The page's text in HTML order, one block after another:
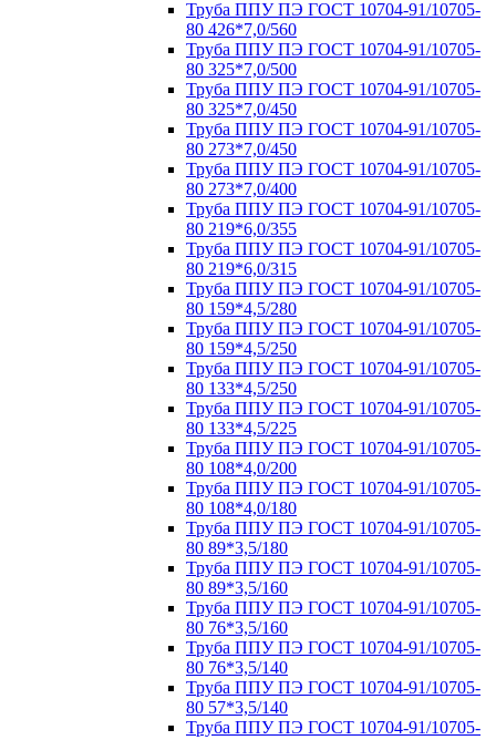
Труба ППУ ПЭ ГОСТ 10704-91/10705-
80 426*7,0/560
Труба ППУ ПЭ ГОСТ 10704-91/10705-
80 325*7,0/500
Труба ППУ ПЭ ГОСТ 10704-91/10705-
80 325*7,0/450
Труба ППУ ПЭ ГОСТ 10704-91/10705-
80 273*7,0/450
Труба ППУ ПЭ ГОСТ 10704-91/10705-
80 273*7,0/400
Труба ППУ ПЭ ГОСТ 10704-91/10705-
80 219*6,0/355
Труба ППУ ПЭ ГОСТ 10704-91/10705-
80 219*6,0/315
Труба ППУ ПЭ ГОСТ 10704-91/10705-
80 159*4,5/280
Труба ППУ ПЭ ГОСТ 10704-91/10705-
80 159*4,5/250
Труба ППУ ПЭ ГОСТ 10704-91/10705-
80 133*4,5/250
Труба ППУ ПЭ ГОСТ 10704-91/10705-
80 133*4,5/225
Труба ППУ ПЭ ГОСТ 10704-91/10705-
80 108*4,0/200
Труба ППУ ПЭ ГОСТ 10704-91/10705-
80 108*4,0/180
Труба ППУ ПЭ ГОСТ 10704-91/10705-
80 89*3,5/180
Труба ППУ ПЭ ГОСТ 10704-91/10705-
80 89*3,5/160
Труба ППУ ПЭ ГОСТ 10704-91/10705-
80 76*3,5/160
Труба ППУ ПЭ ГОСТ 10704-91/10705-
80 76*3,5/140
Труба ППУ ПЭ ГОСТ 10704-91/10705-
80 57*3,5/140
Труба ППУ ПЭ ГОСТ 10704-91/10705-